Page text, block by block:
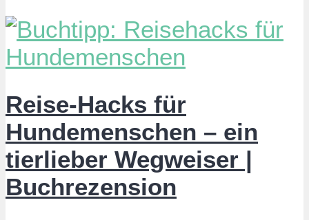
Reise-Hacks für
Hundemenschen – ein
tierlieber Wegweiser |
Buchrezension